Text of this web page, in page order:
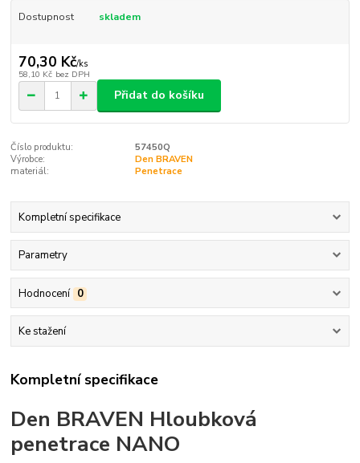
Dostupnost skladem
70,30 Kč/ks
58,10 Kč bez DPH
Přidat do košíku
Číslo produktu:
57450Q
Výrobce:
Den BRAVEN
materiál:
Penetrace
Kompletní specifikace
Parametry
Hodnocení 0
Ke stažení
Kompletní specifikace
Den BRAVEN Hloubková
penetrace NANO